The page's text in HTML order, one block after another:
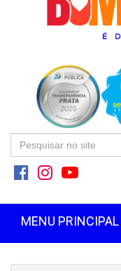
MENU PRINCIPAL